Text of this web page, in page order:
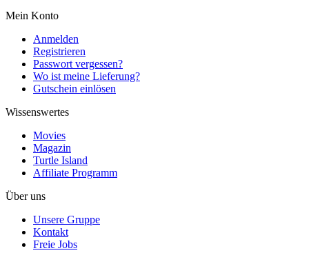
Mein Konto
Anmelden
Registrieren
Passwort vergessen?
Wo ist meine Lieferung?
Gutschein einlösen
Wissenswertes
Movies
Magazin
Turtle Island
Affiliate Programm
Über uns
Unsere Gruppe
Kontakt
Freie Jobs